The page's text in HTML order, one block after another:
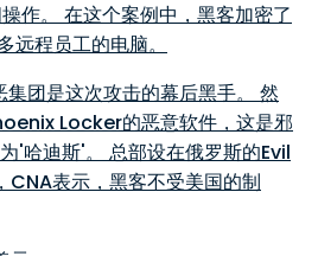
作。 在这个案例中，黑客加密了
程员工的电脑。
团是这次攻击的幕后黑手。 然
Locker的恶意软件，这是邪
'哈迪斯'。 总部设在俄罗斯的Evil
表示，黑客不受美国的制